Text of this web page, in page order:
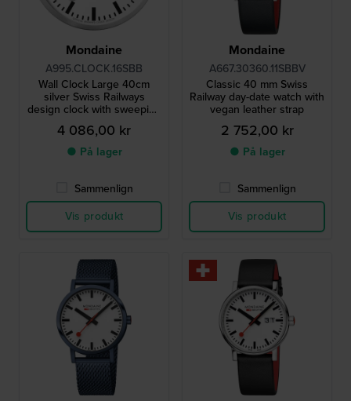
Mondaine
A995.CLOCK.16SBB
Wall Clock Large 40cm
silver Swiss Railways
design clock with sweeping
seconds
4 086,00 kr
● På lager
Sammenlign
Vis produkt
Mondaine
A667.30360.11SBBV
Classic 40 mm Swiss
Railway day-date watch with
vegan leather strap
2 752,00 kr
● På lager
Sammenlign
Vis produkt